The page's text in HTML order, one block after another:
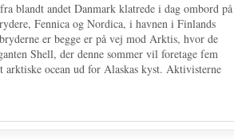
blandt andet Danmark klatrede i dag ombord på
Fennica og Nordica, i havnen i Finlands
er begge er på vej mod Arktis, hvor de
Shell, der denne sommer vil foretage fem
arktiske ocean ud for Alaskas kyst. Aktivisterne